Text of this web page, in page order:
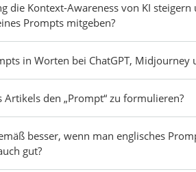
die Kontext-Awareness von KI steigern
Prompts mitgeben?
in Worten bei ChatGPT, Midjourney
Artikels den „Prompt“ zu formulieren?
besser, wenn man englisches
gut?